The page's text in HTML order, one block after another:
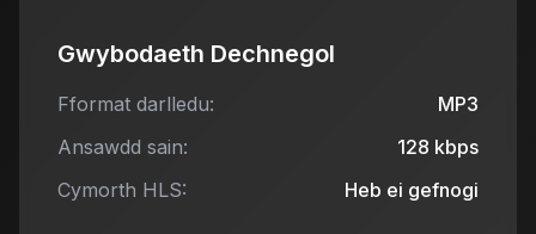
Gwybodaeth Dechnegol
Fformat darlledu:
MP3
Ansawdd sain:
128 kbps
Cymorth HLS:
Heb ei gefnogi